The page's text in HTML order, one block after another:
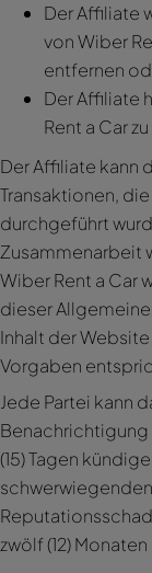
Der Affiliate
von Wiber
entfernen
Der Affiliate
Rent a Car
Der Affiliate kann
Transaktionen,
durchgeführt
Zusammenarbeit
Wiber Rent a Car
dieser
Inhalt der
Vorgaben
Jede Partei kann
Benachrichtigung
(15) Tagen
zwölf (12)